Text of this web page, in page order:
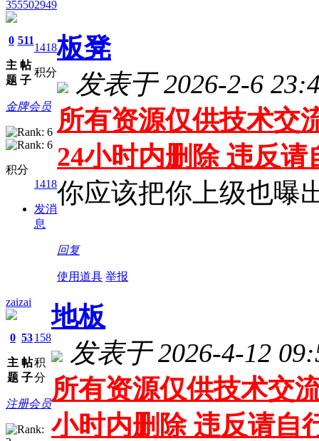
355502949
0
主
题
511
帖
子
1418
积分
金牌会员
积分
1418
发消
息
板凳
发表于 2026-2-6
所有资源仅供技术交
24小时内删除 违反
你应该把你上级也曝
回复
使用道具 举报
zaizai
0
主
题
53
帖
子
158
积
分
注册会员
地板
发表于 2026-4-12
所有资源仅供技术交
小时内删除 违反请自